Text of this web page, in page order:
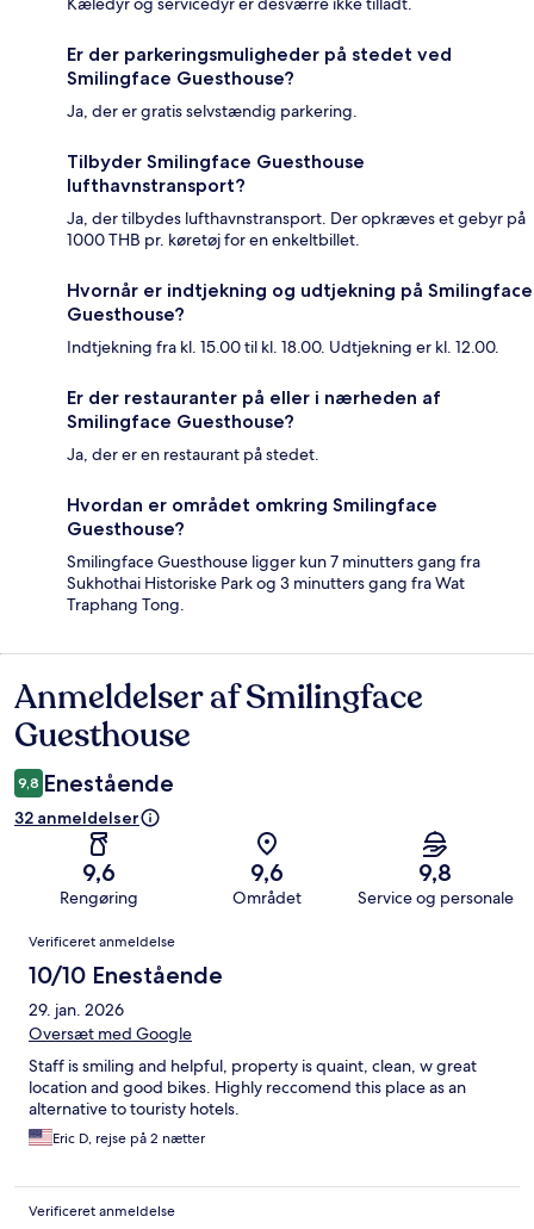
Er der parkeringsmuligheder på stedet ved
Smilingface Guesthouse?
Ja, der er gratis selvstændig parkering.
Tilbyder Smilingface Guesthouse
lufthavnstransport?
Ja, der tilbydes lufthavnstransport. Der opkræves et gebyr på
1000 THB pr. køretøj for en enkeltbillet.
Hvornår er indtjekning og udtjekning på Smilingface
Guesthouse?
Indtjekning fra kl. 15.00 til kl. 18.00. Udtjekning er kl. 12.00.
Er der restauranter på eller i nærheden af
Smilingface Guesthouse?
Ja, der er en restaurant på stedet.
Hvordan er området omkring Smilingface
Guesthouse?
Smilingface Guesthouse ligger kun 7 minutters gang fra
Sukhothai Historiske Park og 3 minutters gang fra Wat
Traphang Tong.
Anmeldelser
Anmeldelser af Smilingface
Guesthouse
9,8 Enestående
32 anmeldelser
9,6
Rengøring
9,6
Området
9,8
Service og personale
Anmeldelser
Verificeret anmeldelse
10/10 Enestående
29. jan. 2026
Oversæt med Google
Staff is smiling and helpful, property is quaint, clean, w great
location and good bikes. Highly reccomend this place as an
alternative to touristy hotels.
Eric D, rejse på 2 nætter
Verificeret anmeldelse